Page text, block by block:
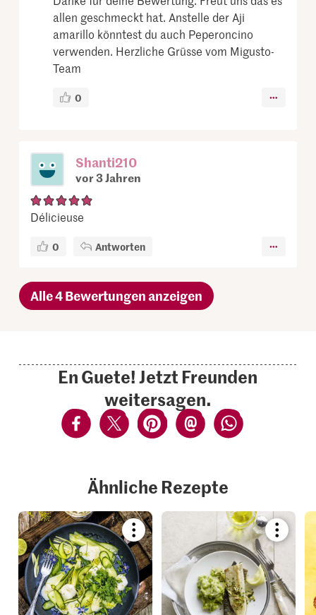
allen geschmeckt hat. Anstelle der Aji
amarillo könntest du auch Peperoncino
verwenden. Herzliche Grüsse vom Migusto-
Team
0
Shanti210
vor 3 Jahren
Délicieuse
0 Antworten
Alle 4 Bewertungen anzeigen
En Guete! Jetzt Freunden
weitersagen.
Ähnliche Rezepte
Bookmark
recipe
or
add
it
to
your
collections.
recipe
it
to
your